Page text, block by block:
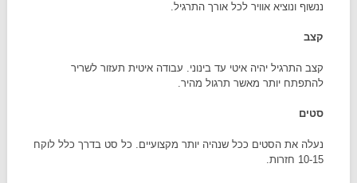
ננשוף ונוציא אוויר לכל אורך התרגיל.
קצב
קצב התרגיל יהיה איטי עד בינוני. עבודה איטית תעזור לשריר
להתפתח יותר מאשר תרגול מהיר.
סטים
נעלה את הסטים ככל שנהיה יותר מקצועיים. כל סט בדרך כלל לוקח
10-15 חזרות.